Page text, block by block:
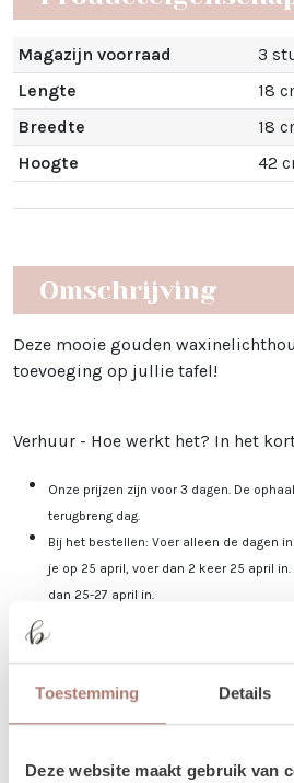
Toestemming Details
Deze website maakt gebruik van
Magazijn voorraad
3
Lengte
18
Breedte
18
Hoogte
42
Omschrijving
Deze mooie gouden
toevoeging op jullie tafel!
Verhuur - Hoe werkt het? In het
Onze prijzen zijn voor 3 dagen. De
terugbreng dag.
Bij het bestellen: Voer alleen de dagen
je op 25 april, voer dan 2 keer 25 april
dan 25-27 april in.
Je kunt de items laten bezorgen of zelf
De dag voor je event kun je de items
jouw bezorgdag/terugbreng dag in het
daarom heen. Bijvoorbeeld: Jullie
verhuurchauffeurs rijden niet op